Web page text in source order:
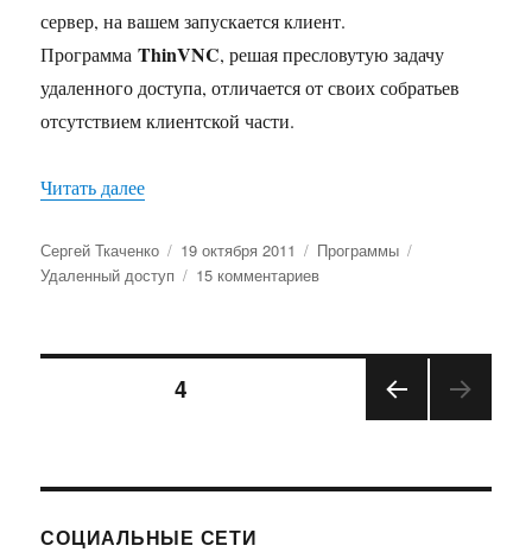
сервер, на вашем запускается клиент.
ПрограммаThinVNC, решая пресловутую задачу
удаленного доступа, отличается от своих собратьев
отсутствием клиентской части.
Читать далее«ThinVNC — доступ к удаленному компьютеру
Автор
Сергей Ткаченко Опубликовано
19 октября 2011 Рубрики
Программы
Удаленный доступ
15 комментариевк
—
удаленному
браузер
Навигация
записям
Я
СТРАНИЦА4
СОЦИАЛЬНЫЕ СЕТИ